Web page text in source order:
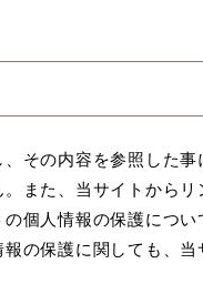
その内容を参照した
。また、当サイトから
個人情報の保護につ
の保護に関しても、当